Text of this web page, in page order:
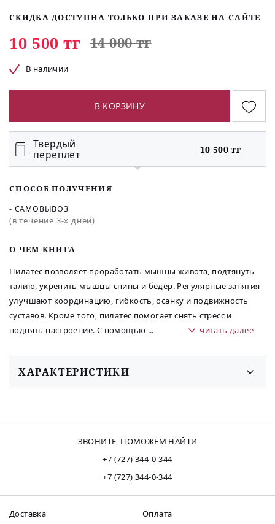
O ЧЕМ КНИГА
Пилатес позволяет проработать мышцы живота, подтянуть
талию, укрепить мышцы спины и бедер. Регулярные занятия
улучшают координацию, гибкость, осанку и подвижность
суставов. Кроме того, пилатес помогает снять стресс и
поднять настроение. С помощью ... читать далее
СКИДКА ДОСТУПНА ТОЛЬКО ПРИ ЗАКАЗЕ НА САЙТЕ
10 500 тг 14 000 тг
В наличии
В КОРЗИНУ
Твердый
переплет
10 500 тг
СПОСОБ ПОЛУЧЕНИЯ
- САМОВЫВОЗ
(в течение 3-х дней)
ХАРАКТЕРИСТИКИ
ЗВОНИТЕ, ПОМОЖЕМ НАЙТИ
+7 (727) 344-0-344
+7 (727) 344-0-344
Доставка Оплата